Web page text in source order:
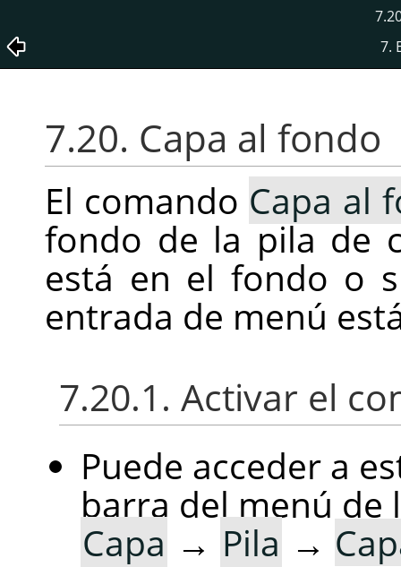
7.
7.20. Capa al fondo
El comando Capa al
fondo de la pila de
está en el fondo o
entrada de menú
7.20.1. Activar el
Puede acceder a
barra del menú de
Capa → Pila →